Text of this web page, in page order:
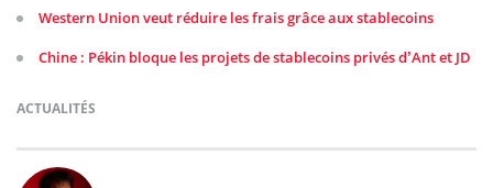
Western Union veut réduire les frais grâce aux stablecoins
Chine : Pékin bloque les projets de stablecoins privés d’Ant et JD
ACTUALITÉS